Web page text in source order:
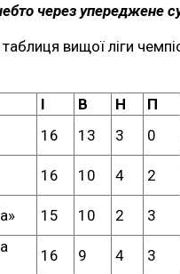
через упереджене
вищої ліги
І В Н П
16 13 3 0
16 10 4 2
15 10 2 3
16 9 4 3